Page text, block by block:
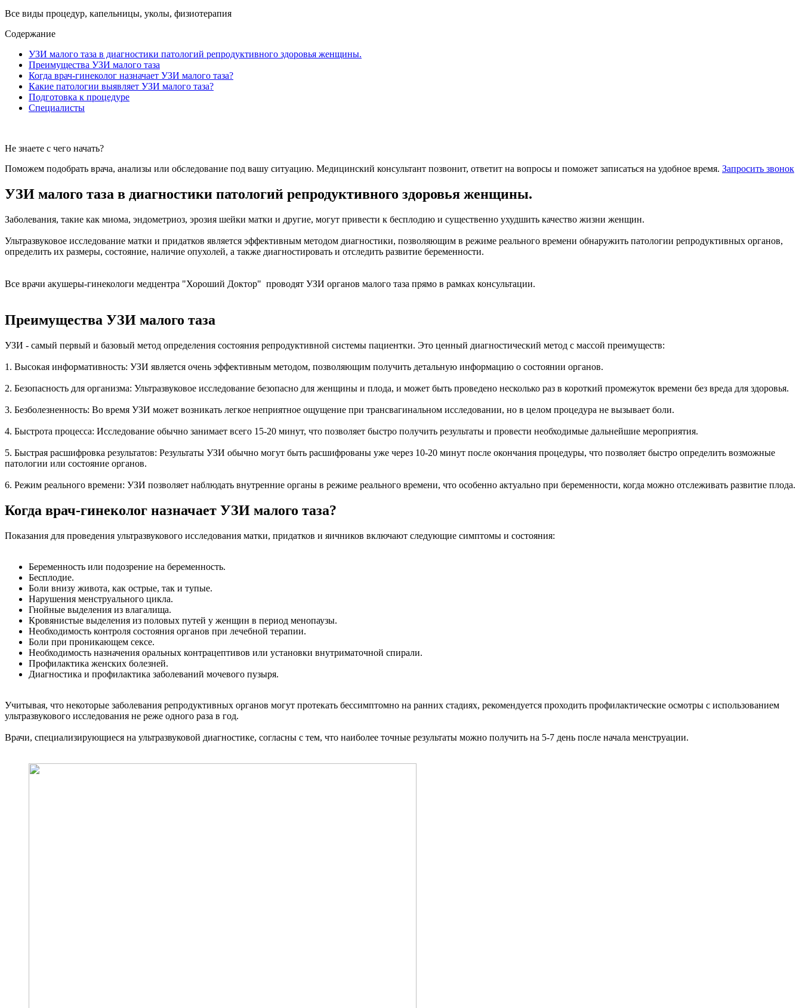
Все виды процедур, капельницы, уколы, физиотерапия
Содержание
УЗИ малого таза в диагностики патологий репродуктивного здоровья женщины.
Преимущества УЗИ малого таза
Когда врач-гинеколог назначает УЗИ малого таза?
Какие патологии выявляет УЗИ малого таза?
Подготовка к процедуре
Специалисты
Не знаете с чего начать?
Поможем подобрать врача, анализы или обследование под вашу ситуацию. Медицинский консультант позвонит, ответит на вопросы и поможет записаться на удобное время. Запросить звонок
УЗИ малого таза в диагностики патологий репродуктивного здоровья женщины.
Заболевания, такие как миома, эндометриоз, эрозия шейки матки и другие, могут привести к бесплодию и существенно ухудшить качество жизни женщин.
Ультразвуковое исследование матки и придатков является эффективным методом диагностики, позволяющим в режиме реального времени обнаружить патологии репродуктивных органов,
определить их размеры, состояние, наличие опухолей, а также диагностировать и отследить развитие беременности.
Все врачи акушеры-гинекологи медцентра "Хороший Доктор" проводят УЗИ органов малого таза прямо в рамках консультации.
Преимущества УЗИ малого таза
УЗИ - самый первый и базовый метод определения состояния репродуктивной системы пациентки. Это ценный диагностический метод с массой преимуществ:
1. Высокая информативность: УЗИ является очень эффективным методом, позволяющим получить детальную информацию о состоянии органов.
2. Безопасность для организма: Ультразвуковое исследование безопасно для женщины и плода, и может быть проведено несколько раз в короткий промежуток времени без вреда для здоровья.
3. Безболезненность: Во время УЗИ может возникать легкое неприятное ощущение при трансвагинальном исследовании, но в целом процедура не вызывает боли.
4. Быстрота процесса: Исследование обычно занимает всего 15-20 минут, что позволяет быстро получить результаты и провести необходимые дальнейшие мероприятия.
5. Быстрая расшифровка результатов: Результаты УЗИ обычно могут быть расшифрованы уже через 10-20 минут после окончания процедуры, что позволяет быстро определить возможные
патологии или состояние органов.
6. Режим реального времени: УЗИ позволяет наблюдать внутренние органы в режиме реального времени, что особенно актуально при беременности, когда можно отслеживать развитие плода.
Когда врач-гинеколог назначает УЗИ малого таза?
Показания для проведения ультразвукового исследования матки, придатков и яичников включают следующие симптомы и состояния:
Беременность или подозрение на беременность.
Бесплодие.
Боли внизу живота, как острые, так и тупые.
Нарушения менструального цикла.
Гнойные выделения из влагалища.
Кровянистые выделения из половых путей у женщин в период менопаузы.
Необходимость контроля состояния органов при лечебной терапии.
Боли при проникающем сексе.
Необходимость назначения оральных контрацептивов или установки внутриматочной спирали.
Профилактика женских болезней.
Диагностика и профилактика заболеваний мочевого пузыря.
Учитывая, что некоторые заболевания репродуктивных органов могут протекать бессимптомно на ранних стадиях, рекомендуется проходить профилактические осмотры с использованием
ультразвукового исследования не реже одного раза в год.
Врачи, специализирующиеся на ультразвуковой диагностике, согласны с тем, что наиболее точные результаты можно получить на 5-7 день после начала менструации.